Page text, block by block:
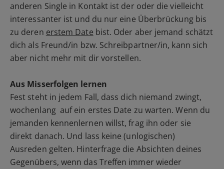
anderen Single in Kontakt ist der oder die vielleicht
interessanter ist und du nur eine Überbrückung bis
zu deren erstem Date bist. Oder aber jemand schätzt
dich als Freund/in bzw. Schreibpartner/in, kann sich
aber nicht mehr mit dir vorstellen.
Aus Misserfolgen lernen
Fest steht in jedem Fall, dass dich niemand zwingt,
wochenlang auf ein erstes Date zu warten. Wenn du
jemanden kennenlernen willst, frag ihn oder sie
direkt danach. Und lass keine (unlogischen)
Ausreden gelten. Hinterfrage die Absichten deines
Gegenübers, wenn das Treffen immer wieder